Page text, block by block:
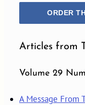
ORDER
Articles from
Volume 29
A Message From